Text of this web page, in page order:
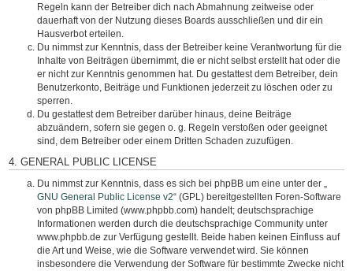
Regeln kann der Betreiber dich nach Abmahnung zeitweise oder
dauerhaft von der Nutzung dieses Boards ausschließen und dir ein
Hausverbot erteilen.
Du nimmst zur Kenntnis, dass der Betreiber keine Verantwortung für die
Inhalte von Beiträgen übernimmt, die er nicht selbst erstellt hat oder die
er nicht zur Kenntnis genommen hat. Du gestattest dem Betreiber, dein
Benutzerkonto, Beiträge und Funktionen jederzeit zu löschen oder zu
sperren.
Du gestattest dem Betreiber darüber hinaus, deine Beiträge
abzuändern, sofern sie gegen o. g. Regeln verstoßen oder geeignet
sind, dem Betreiber oder einem Dritten Schaden zuzufügen.
4. GENERAL PUBLIC LICENSE
Du nimmst zur Kenntnis, dass es sich bei phpBB um eine unter der „
GNU General Public License v2“ (GPL) bereitgestellten Foren-Software
von phpBB Limited (www.phpbb.com) handelt; deutschsprachige
Informationen werden durch die deutschsprachige Community unter
www.phpbb.de zur Verfügung gestellt. Beide haben keinen Einfluss auf
die Art und Weise, wie die Software verwendet wird. Sie können
insbesondere die Verwendung der Software für bestimmte Zwecke nicht